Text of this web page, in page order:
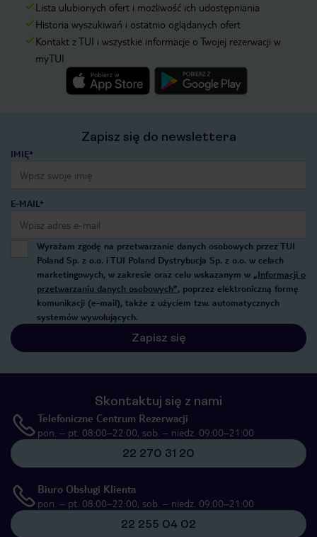
Lista ulubionych ofert i możliwość ich udostępniania
Historia wyszukiwań i ostatnio oglądanych ofert
Kontakt z TUI i wszystkie informacje o Twojej rezerwacji w
myTUI
Zapisz się do newslettera
IMIĘ*
E-MAIL*
Wyrażam zgodę na przetwarzanie danych osobowych przez TUI
Poland Sp. z o.o. i TUI Poland Dystrybucja Sp. z o.o. w celach
marketingowych, w zakresie oraz celu wskazanym w „Informacji o
przetwarzaniu danych osobowych”, poprzez elektroniczną formę
komunikacji (e-mail), także z użyciem tzw. automatycznych
systemów wywołujących.
Zapisz się
Skontaktuj się z nami
Telefoniczne Centrum Rezerwacji
pon. – pt. 08:00–22:00, sob. – niedz. 09:00–21:00
22 270 31 20
Biuro Obsługi Klienta
pon. – pt. 08:00–22:00, sob. – niedz. 09:00–21:00
22 255 04 02